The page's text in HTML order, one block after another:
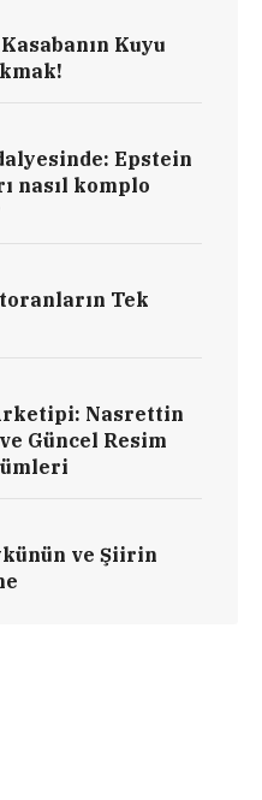
Kuyu
Epstein
nasıl komplo
Tek
Nasrettin
Güncel Resim
ve Şiirin